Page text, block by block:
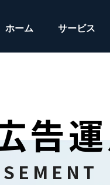
ホーム サービス
告